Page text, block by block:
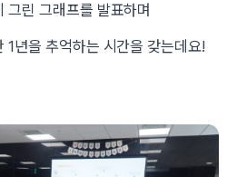
그린 그래프를 발표하며
1년을 추억하는 시간을 갖는데요!